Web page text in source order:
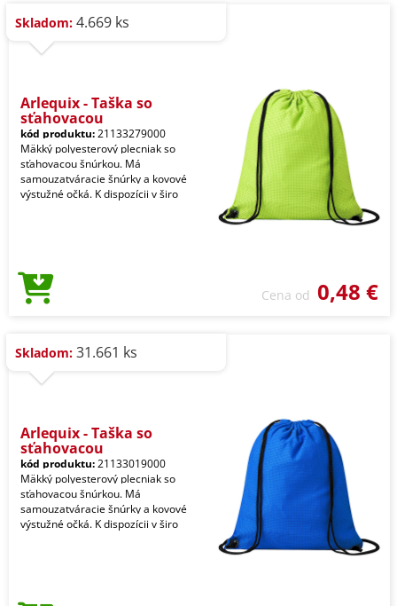
Skladom: 4.669 ks
Arlequix - Taška so
sťahovacou
kód produktu:21133279000
Mäkký polyesterový plecniak so
sťahovacou šnúrkou. Má
samouzatváracie šnúrky a kovové
výstužné očká. K dispozícii v širo
Cena od 0,48 €
Skladom: 31.661 ks
Arlequix - Taška so
sťahovacou
kód produktu:21133019000
Mäkký polyesterový plecniak so
sťahovacou šnúrkou. Má
samouzatváracie šnúrky a kovové
výstužné očká. K dispozícii v širo